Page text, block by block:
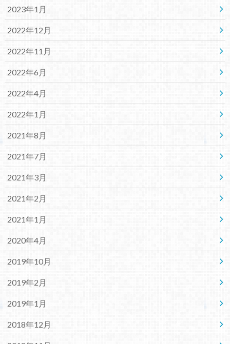
2023年1月
2022年12月
2022年11月
2022年6月
2022年4月
2022年1月
2021年8月
2021年7月
2021年3月
2021年2月
2021年1月
2020年4月
2019年10月
2019年2月
2019年1月
2018年12月